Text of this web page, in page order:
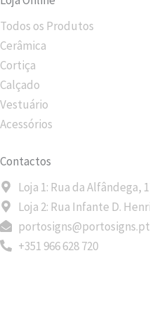
Todos os Produtos
Cerâmica
Cortiça
Calçado
Vestuário
Acessórios
Contactos
Loja 1: Rua da Alfândega,
Loja 2: Rua Infante D.
portosigns@portosigns.pt
+351 966 628 720